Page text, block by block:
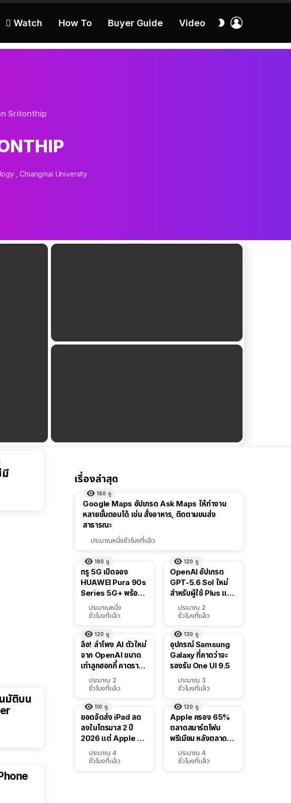
 Watch How To Buyer Guide Video
สลับ
Sritonthip
, Chiangmai University
มี
มัติบน
เรื่องล่าสุด
160 ดู
Google Maps อัปเกรด Ask Maps ให้ทำงาน
หลายขั้นตอนได้ เช่น สั่งอาหาร, ติดตามขนส่ง
สาธารณะ
ประมาณหนึ่งชั่วโมงที่แล้ว
190 ดู
ทรู 5G เปิดจอง
HUAWEI Pura 90s
Series 5G+ พร้อม
ส่วนลดสูงสุด 19,400
บาท
ประมาณหนึ่ง
ชั่วโมงที่แล้ว
120 ดู
OpenAI อัปเกรด
GPT-5.6 Sol ใหม่
สำหรับผู้ใช้ Plus และ
Pro และขยาย GPT-
5.6 Luna ให้ผู้ใช้ฟรี
ประมาณ 2
ชั่วโมงที่แล้ว
120 ดู
ลือ! ลำโพง AI ตัวใหม่
จาก OpenAI ขนาด
เท่าลูกฮอกกี้ คาดราคา
เริ่มราว 10,000 บาท
ประมาณ 2
ชั่วโมงที่แล้ว
130 ดู
อุปกรณ์ Samsung
Galaxy ที่คาดว่าจะ
รองรับ One UI 9.5
ประมาณ 3
ชั่วโมงที่แล้ว
110 ดู
ยอดจัดส่ง iPad ลด
ลงในไตรมาส 2 ปี
2026 แต่ Apple ยัง
ครองผู้นำตลาด
แท็บเล็ต
ประมาณ 4
ชั่วโมงที่แล้ว
120 ดู
Apple ครอง 65%
ตลาดสมาร์ตโฟน
พรีเมียม หลังตลาดทำ
สถิติสูงสุดใหม่
ประมาณ 4
ชั่วโมงที่แล้ว